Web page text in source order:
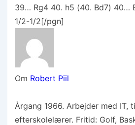
39… Rg4 40. h5 (40. Bd7) 40…
1/2-1/2[/pgn]
Om Robert Piil
Årgang 1966. Arbejder med IT,
efterskolelærer. Fritid: Golf,